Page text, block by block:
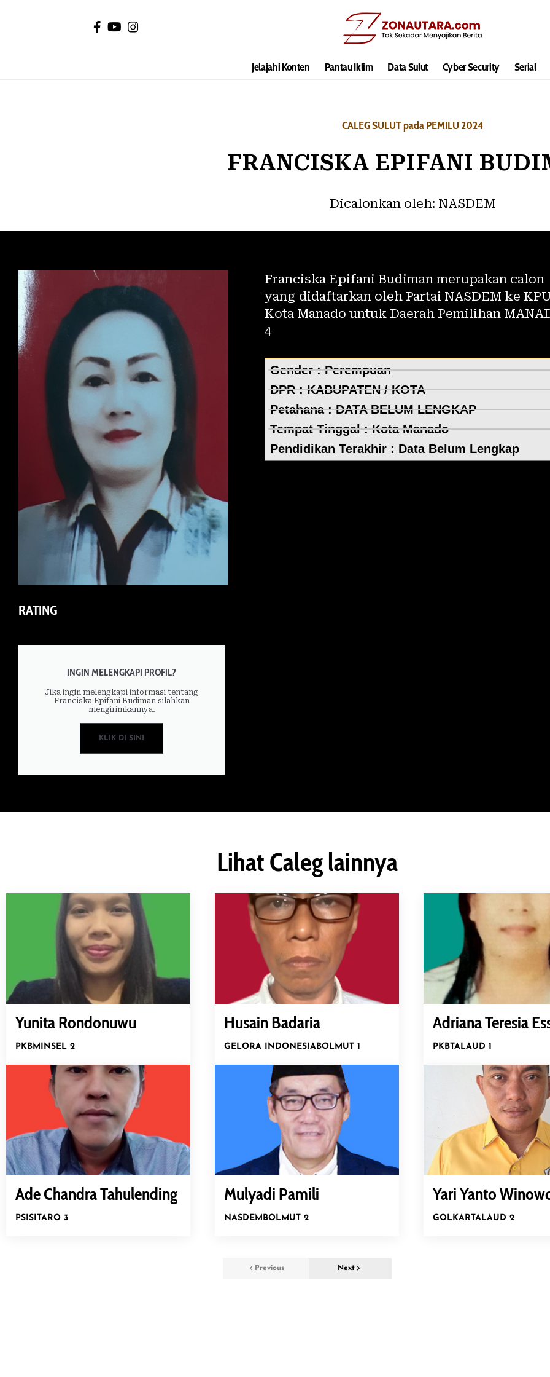
Jelajahi Konten Pantau Iklim Data Sulut Cyber Security Serial
CALEG SULUT pada PEMILU 2024
FRANCISKA EPIFANI
Dicalonkan oleh: NASDEM
RATING
INGIN MELENGKAPI PROFIL?
Jika ingin melengkapi informasi tentang
Franciska Epifani Budiman silahkan
mengirimkannya.
KLIK DI SINI
Franciska Epifani Budiman merupakan calon
yang didaftarkan oleh Partai NASDEM ke
Kota Manado untuk Daerah Pemilihan
4
Gender : Perempuan
DPR :KABUPATEN / KOTA
Petahana : DATA BELUM LENGKAP
Tempat Tinggal :Kota Manado
Pendidikan Terakhir : Data Belum Lengkap
Lihat Caleg lainnya
Yunita Rondonuwu
PKBMINSEL 2
Husain Badaria
GELORA INDONESIABOLMUT 1
Adriana Teresia
PKBTALAUD 1
Ade Chandra Tahulending
PSI SITARO 3
Mulyadi Pamili
NASDEM BOLMUT 2
Yari Yanto
GOLKARTALAUD 2
Previous Next